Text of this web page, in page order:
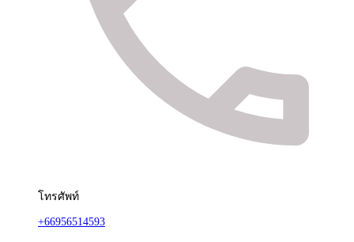
โทรศัพท์
+66956514593